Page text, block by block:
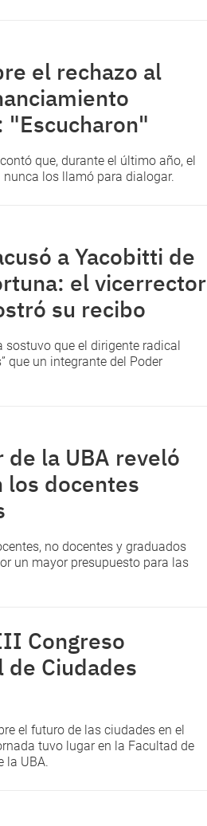
el rechazo al
"Escucharon"
que, durante el último año, el
los llamó para dialogar.
a Yacobitti de
el vicerrector
su recibo
sostuvo que el dirigente radical
que un integrante del Poder
la UBA reveló
los docentes
no docentes y graduados
un mayor presupuesto para las
Congreso
Ciudades
el futuro de las ciudades en el
tuvo lugar en la Facultad de
la UBA.